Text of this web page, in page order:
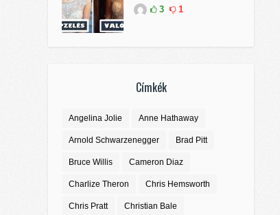
3 1
Címkék
Angelina Jolie Anne Hathaway
Arnold Schwarzenegger Brad Pitt
Bruce Willis Cameron Diaz
Charlize Theron Chris Hemsworth
Chris Pratt Christian Bale